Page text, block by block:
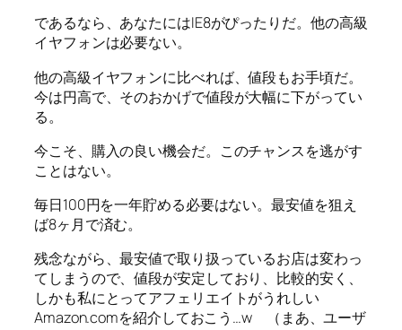
であるなら、あなたにはIE8がぴったりだ。他の高級
イヤフォンは必要ない。
他の高級イヤフォンに比べれば、値段もお手頃だ。
今は円高で、そのおかげで値段が大幅に下がってい
る。
今こそ、購入の良い機会だ。このチャンスを逃がす
ことはない。
毎日100円を一年貯める必要はない。最安値を狙え
ば8ヶ月で済む。
残念ながら、最安値で取り扱っているお店は変わっ
てしまうので、値段が安定しており、比較的安く、
しかも私にとってアフェリエイトがうれしい
Amazon.comを紹介しておこう…w （まあ、ユーザ